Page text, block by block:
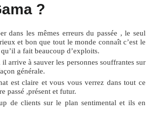
?
dans les mêmes erreurs du passée , le seul
et bon que tout le monde connaît c’est le
a fait beaucoup d’exploits.
il arrive à sauver les personnes souffrantes sur
générale.
est claire et vous vous verrez dans tout ce
passé ,présent et futur.
de clients sur le plan sentimental et ils en